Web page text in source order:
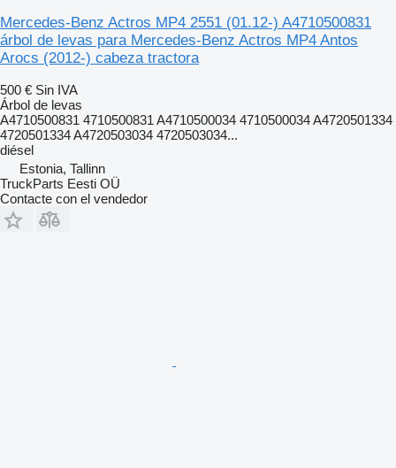
Mercedes-Benz Actros MP4 2551 (01.12-) A4710500831
árbol de levas para Mercedes-Benz Actros MP4 Antos
Arocs (2012-) cabeza tractora
500 € Sin IVA
Árbol de levas
A4710500831 4710500831 A4710500034 4710500034 A4720501334
4720501334 A4720503034 4720503034...
diésel
Estonia, Tallinn
TruckParts Eesti OÜ
Contacte con el vendedor